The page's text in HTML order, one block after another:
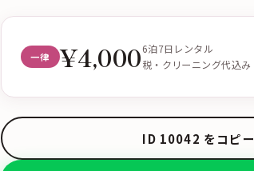
一律 ¥4,0006泊7日レンタル
税・クリーニング代込み
ID 10042 をコピー